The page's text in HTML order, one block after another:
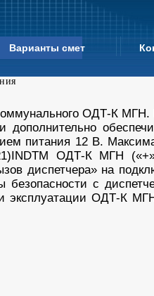
Варианты смет
коммунального ОДТ-К
питания 12 В.
ОДТ-К МГН
диспетчера» на
с
ОДТ-К МГН